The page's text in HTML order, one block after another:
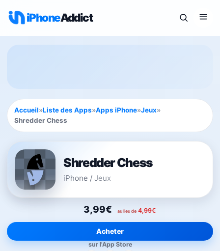
iPhoneAddict
Accueil»Liste des Apps»Apps iPhone»Jeux»
Shredder Chess
Shredder Chess
iPhone / Jeux
3,99€ au lieu de 4,99€
Acheter
sur l'App Store